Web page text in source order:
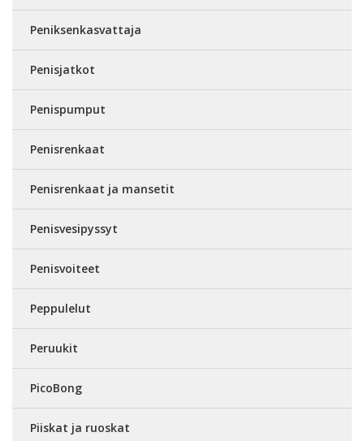
Peniksenkasvattaja
Penisjatkot
Penispumput
Penisrenkaat
Penisrenkaat ja mansetit
Penisvesipyssyt
Penisvoiteet
Peppulelut
Peruukit
PicoBong
Piiskat ja ruoskat